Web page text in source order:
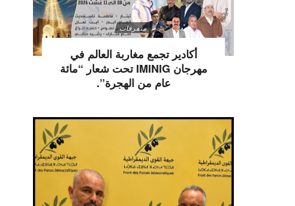
متفرقات
أكادير تجمع مغاربة العالم في
مهرجان IMINIG تحت شعار “مائة
عام من الهجرة”.